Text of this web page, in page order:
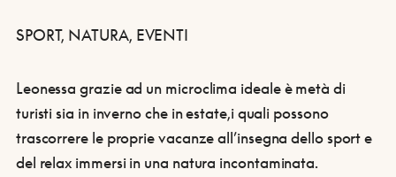
SPORT, NATURA, EVENTI
Leonessa grazie ad un microclima ideale è metà di
turisti sia in inverno che in estate,i quali possono
trascorrere le proprie vacanze all’insegna dello sport e
del relax immersi in una natura incontaminata.